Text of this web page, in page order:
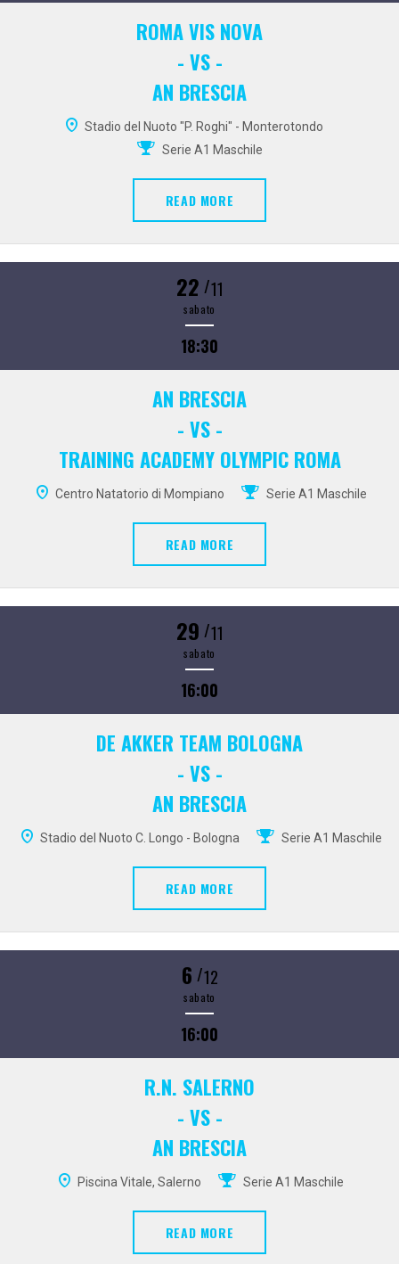
ROMA VIS NOVA
- VS -
AN BRESCIA
Stadio del Nuoto "P. Roghi" - Monterotondo
Serie A1 Maschile
READ MORE
22 /11
sabato
18:30
AN BRESCIA
- VS -
TRAINING ACADEMY OLYMPIC ROMA
Centro Natatorio di Mompiano Serie A1 Maschile
READ MORE
29 /11
sabato
16:00
DE AKKER TEAM BOLOGNA
- VS -
AN BRESCIA
Stadio del Nuoto C. Longo - Bologna Serie A1 Maschile
READ MORE
6 /12
sabato
16:00
R.N. SALERNO
- VS -
AN BRESCIA
Piscina Vitale, Salerno Serie A1 Maschile
READ MORE